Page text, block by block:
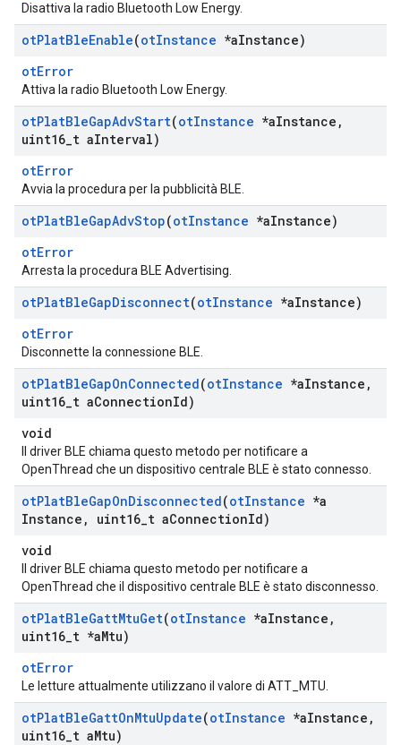
Disattiva la radio Bluetooth Low Energy.
otPlatBleEnable(otInstance *aInstance)
otError
Attiva la radio Bluetooth Low Energy.
otPlatBleGapAdvStart(otInstance *aInstance ,
uint16 t aInterval)
otError
Avvia la procedura per la pubblicità BLE.
otPlatBleGapAdvStop(otInstance *aInstance)
otError
Arresta la procedura BLE Advertising.
otPlatBleGapDisconnect(otInstance *aInstance)
otError
Disconnette la connessione BLE.
otPlatBleGapOnConnected(otInstance *aInstance ,
uint16 t aConnectionId)
void
Il driver BLE chiama questo metodo per notificare a
OpenThread che un dispositivo centrale BLE è stato connesso.
otPlatBleGapOnDisconnected(otInstance *a
Instance , uint16 t aConnectionId)
void
Il driver BLE chiama questo metodo per notificare a
OpenThread che il dispositivo centrale BLE è stato disconnesso.
otPlatBleGattMtuGet(otInstance *aInstance ,
uint16 t *aMtu)
otError
Le letture attualmente utilizzano il valore di ATT_MTU.
otPlatBleGattOnMtuUpdate(otInstance *aInstance ,
uint16 t aMtu)